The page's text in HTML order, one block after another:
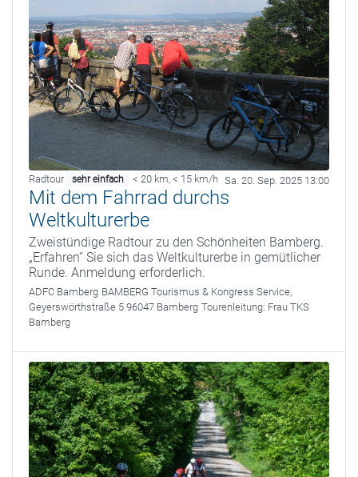
Radtour sehr einfach < 20 km, < 15 km/h Sa. 20. Sep. 2025 13:00
Mit dem Fahrrad durchs
Weltkulturerbe
Zweistündige Radtour zu den Schönheiten Bamberg.
„Erfahren“ Sie sich das Weltkulturerbe in gemütlicher
Runde. Anmeldung erforderlich.
ADFC Bamberg BAMBERG Tourismus & Kongress Service,
Geyerswörthstraße 5 96047 Bamberg Tourenleitung: Frau TKS
Bamberg